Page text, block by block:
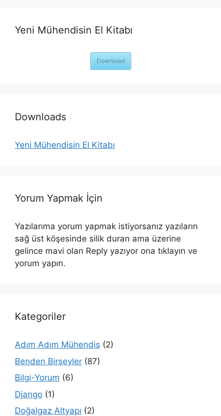
Yeni Mühendisin El Kitabı
Download
Downloads
Yeni Mühendisin El Kitabı
Yorum Yapmak İçin
Yazılarıma yorum yapmak istiyorsanız yazıların
sağ üst köşesinde silik duran ama üzerine
gelince mavi olan Reply yazıyor ona tıklayın ve
yorum yapın.
Kategoriler
Adım Adım Mühendis (2)
Benden Birşeyler (87)
Bilgi-Yorum (6)
Django (1)
Doğalgaz Altyapı (2)